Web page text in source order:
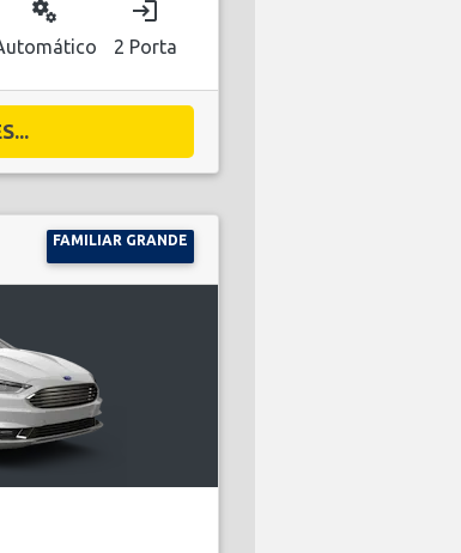
miscellaneous_services login
2 Porta
FAMILIAR GRANDE